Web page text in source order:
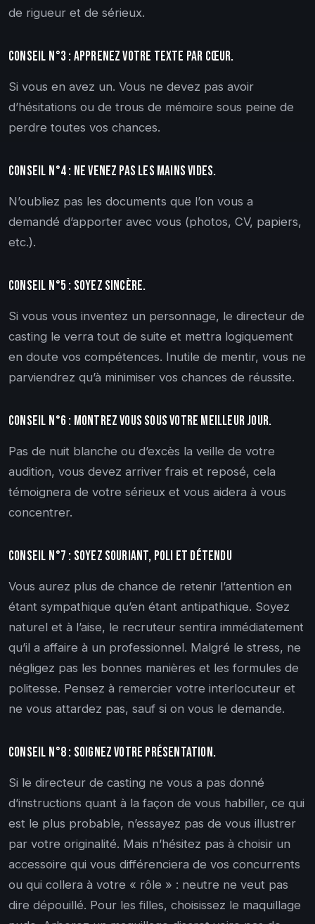
de rigueur et de sérieux.
Conseil n°3 : Apprenez votre texte par cœur.
Si vous en avez un. Vous ne devez pas avoir
d’hésitations ou de trous de mémoire sous peine de
perdre toutes vos chances.
Conseil n°4 : Ne venez pas les mains vides.
N’oubliez pas les documents que l’on vous a
demandé d’apporter avec vous (photos, CV, papiers,
etc.).
Conseil n°5 : Soyez sincère.
Si vous vous inventez un personnage, le directeur de
casting le verra tout de suite et mettra logiquement
en doute vos compétences. Inutile de mentir, vous ne
parviendrez qu’à minimiser vos chances de réussite.
Conseil n°6 : Montrez vous sous votre meilleur jour.
Pas de nuit blanche ou d’excès la veille de votre
audition, vous devez arriver frais et reposé, cela
témoignera de votre sérieux et vous aidera à vous
concentrer.
Conseil n°7 : Soyez souriant, poli et détendu
Vous aurez plus de chance de retenir l’attention en
étant sympathique qu’en étant antipathique. Soyez
naturel et à l’aise, le recruteur sentira immédiatement
qu’il a affaire à un professionnel. Malgré le stress, ne
négligez pas les bonnes manières et les formules de
politesse. Pensez à remercier votre interlocuteur et
ne vous attardez pas, sauf si on vous le demande.
Conseil n°8 : Soignez votre présentation.
Si le directeur de casting ne vous a pas donné
d’instructions quant à la façon de vous habiller, ce qui
est le plus probable, n’essayez pas de vous illustrer
par votre originalité. Mais n’hésitez pas à choisir un
accessoire qui vous différenciera de vos concurrents
ou qui collera à votre « rôle » : neutre ne veut pas
dire dépouillé. Pour les filles, choisissez le maquillage